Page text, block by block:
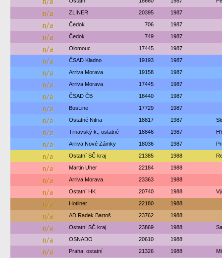
n/a ZLINER 20395 1987
n/a Čedok 706 1987
n/a Čedok 749 1987
n/a Olomouc 17445 1987
n/a ČSAD Kladno 19193 1987
n/a Arriva Morava 19158 1987
n/a Arriva Morava 17445 1987
n/a ČSAD ČB 18440 1987
n/a BusLine 17729 1987
n/a Ostatné Nitria 18817 1987
n/a Trnavský k., ostatné 18846 1987
n/a Arriva Nové Zámky 18036 1987
n/a Ostatní SČ kraj 21385 1988
n/a Martin Uher 22184 1988
n/a Arriva Morava 23363 1988
n/a Ostatní HK 20740 1988
n/a Hotliner 22180 1988
n/a AD Radek Bartoš 23762 1988
n/a Ostatní SČ kraj 23869 1988
n/a OSNADO 20610 1988
n/a Praha, ostatní 21326 1988